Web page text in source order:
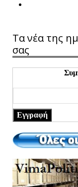
Τα νέα της
σας
Εγγραφή